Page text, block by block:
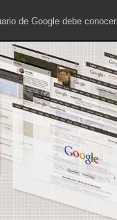
de Google debe conocer.